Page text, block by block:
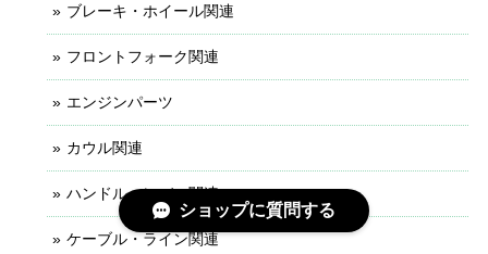
ブレーキ・ホイール関連
フロントフォーク関連
エンジンパーツ
カウル関連
ハンドル・レバー関連
ケーブル・ライン関連
ショップに質問する